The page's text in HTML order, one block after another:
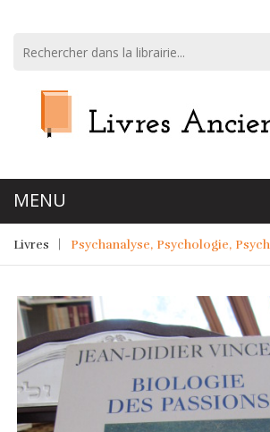
Livres Psychanalyse, Psychologie,